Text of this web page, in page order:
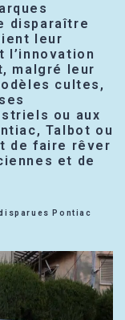
disparaître
leur
l’innovation
malgré leur
cultes,
ou aux
Talbot ou
de faire rêver
et de
Pontiac